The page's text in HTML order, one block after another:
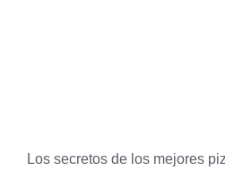
Los secretos de los mejores